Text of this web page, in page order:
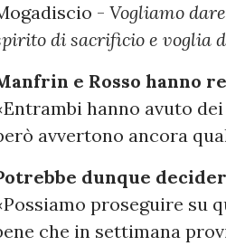
- Vogliamo
di sacrificio e voglia
e Rosso hanno
hanno avuto
avvertono ancora
dunque
proseguire su
che in settimana